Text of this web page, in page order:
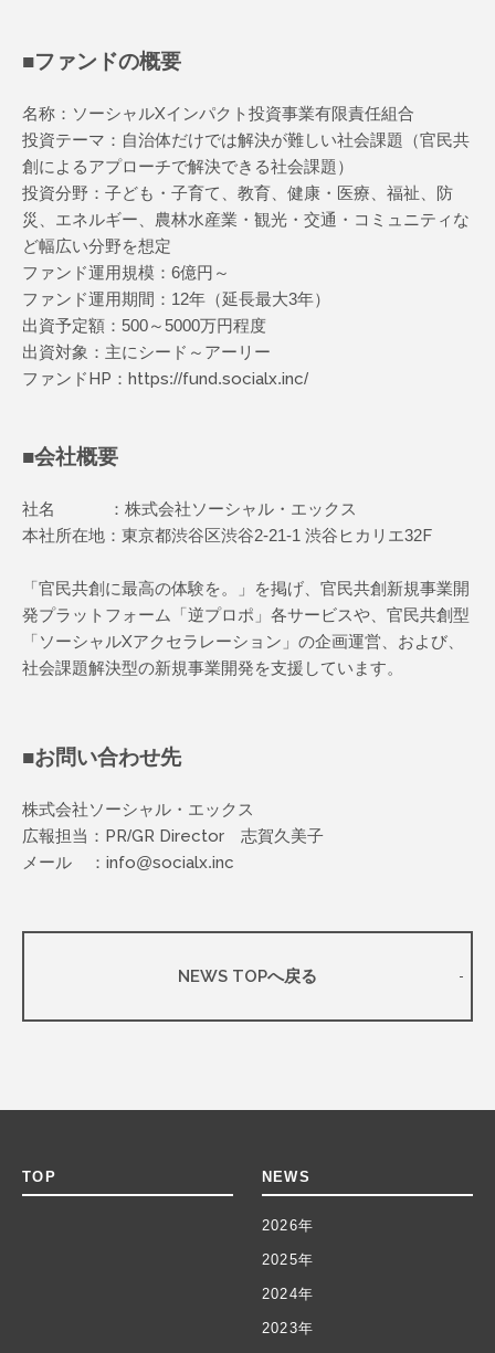
■ファンドの概要
名称：ソーシャルXインパクト投資事業有限責任組合
投資テーマ：自治体だけでは解決が難しい社会課題（官民共
創によるアプローチで解決できる社会課題）
投資分野：子ども・子育て、教育、健康・医療、福祉、防
災、エネルギー、農林水産業・観光・交通・コミュニティな
ど幅広い分野を想定
ファンド運用規模：6億円～
ファンド運用期間：12年（延長最大3年）
出資予定額：500～5000万円程度
出資対象：主にシード～アーリー
ファンドHP： https://fund.socialx.inc/
■会社概要
社名 ：株式会社ソーシャル・エックス
本社所在地：東京都渋谷区渋谷2-21-1 渋谷ヒカリエ32F
「官民共創に最高の体験を。」を掲げ、官民共創新規事業開
発プラットフォーム「逆プロポ」各サービスや、官民共創型
「ソーシャルXアクセラレーション」の企画運営、および、
社会課題解決型の新規事業開発を支援しています。
■お問い合わせ先
株式会社ソーシャル・エックス
広報担当：PR/GR Director 志賀久美子
メール ：info@socialx.inc
NEWS TOPへ戻る
TOP NEWS
2026年
2025年
2024年
2023年